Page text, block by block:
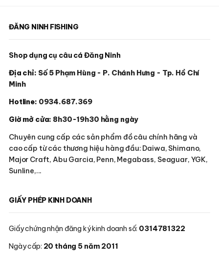
ĐĂNG NINH FISHING
Shop dụng cụ câu cá Đăng Ninh
Địa chỉ: Số 5 Phạm Hùng - P. Chánh Hưng - Tp. Hồ Chí
Minh
Hotline: 0934.687.369
Giờ mở cửa: 8h30-19h30 hằng ngày
Chuyên cung cấp các sản phẩm đồ câu chính hãng và
cao cấp từ các thương hiệu hàng đầu: Daiwa, Shimano,
Major Craft, Abu Garcia, Penn, Megabass, Seaguar, YGK,
Sunline,...
GIẤY PHÉP KINH DOANH
Giấy chứng nhận đăng ký kinh doanh số: 0314781322
Ngày cấp: 20 tháng 5 năm 2011